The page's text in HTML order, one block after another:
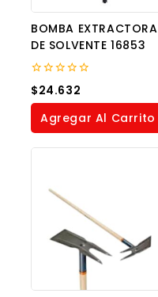
BOMBA EXTRACTORA
DE SOLVENTE 16853
0
out
of
$24.632
Agregar Al Carrito